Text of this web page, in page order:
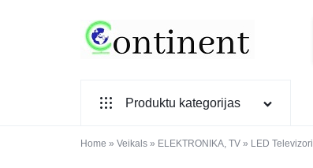
PREČU
INTERNETVEIKALS
Produktu kategorijas
SADZĪVES TEHNIKA
Home » Veikals » ELEKTRONIKA, TV » LED Televizori